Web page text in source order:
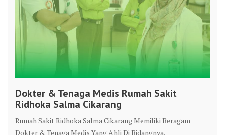
Dokter & Tenaga Medis Rumah Sakit
Ridhoka Salma Cikarang
Rumah Sakit Ridhoka Salma Cikarang Memiliki Beragam
Dokter & Tenaga Medis Yang Ahli Di Bidangnya.